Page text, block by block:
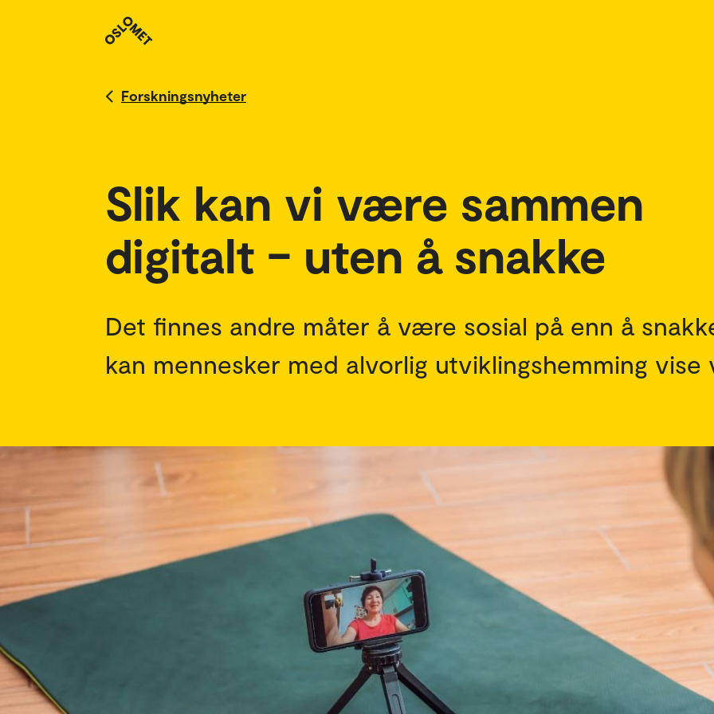
Forskningsnyheter
Slik kan vi være sammen
digitalt – uten å snakke
Det finnes andre måter å være sosial på enn å
kan mennesker med alvorlig utviklingshemming vise